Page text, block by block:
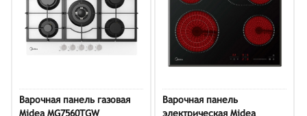
Варочная панель газовая
Midea MG7560TGW
Варочная панель
электрическая Midea